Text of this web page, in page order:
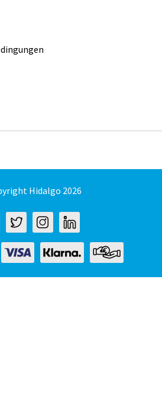
Hidalgo 2026